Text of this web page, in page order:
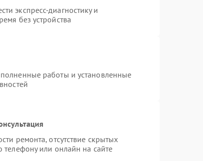
экспресс-диагностику и
без устройства
работы и установленные
ремонта, отсутствие скрытых
телефону или онлайн на сайте